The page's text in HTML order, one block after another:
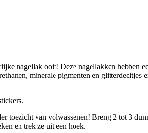
nagellak ooit! Deze nagellakken hebben
minerale pigmenten en
toezicht van volwassenen! Breng 2 tot 3
en trek ze uit een hoek.